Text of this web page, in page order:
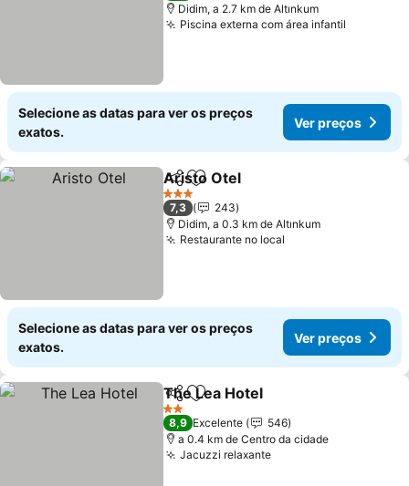
Didim, a 2.7 km de Altınkum
Piscina externa com área infantil
Selecione as datas para ver os preços
exatos.
Ver preços
PartilharAdicionar aos favoritos
Aristo Otel
3 Estrelas
7,3
243
Didim, a 0.3 km de Altınkum
Restaurante no local
Selecione as datas para ver os preços
exatos.
Ver preços
PartilharAdicionar aos favoritos
The Lea Hotel
2 Estrelas
8,9 Excelente
546
a 0.4 km de Centro da cidade
Jacuzzi relaxante